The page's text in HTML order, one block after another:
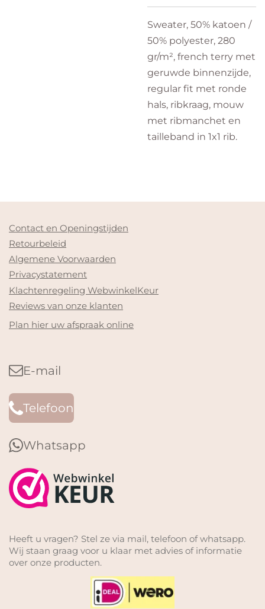
Sweater, 50% katoen /
50% polyester, 280
gr/m², french terry met
geruwde binnenzijde,
regular fit met ronde
hals, ribkraag, mouw
met ribmanchet en
tailleband in 1x1 rib.
Contact en Openingstijden
Retourbeleid
Algemene Voorwaarden
Privacystatement
Klachtenregeling WebwinkelKeur
Reviews van onze klanten
Plan hier uw afspraak online
E-mail
Telefoon
Whatsapp
Heeft u vragen? Stel ze via mail, telefoon of whatsapp.
Wij staan graag voor u klaar met advies of informatie
over onze producten.